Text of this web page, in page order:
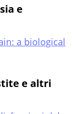
e
a biological
e altri